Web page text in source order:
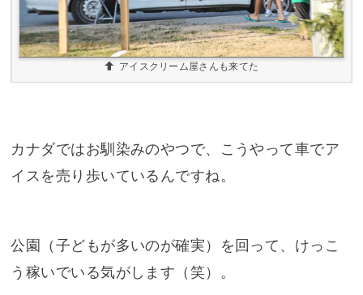
アイスクリーム屋さんも来てた
カナダではお馴染みのやつで、こうやって車でア
イスを売り歩いているんですね。
公園（子どもが多いのが確実）を回って、けっこ
う稼いでいる気がします（笑）。